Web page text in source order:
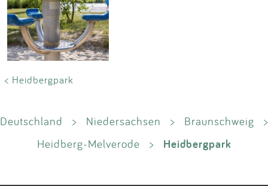
< Heidbergpark
Deutschland > Niedersachsen > Braunschweig
>
Heidberg-Melverode
> Heidbergpark